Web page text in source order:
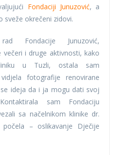
Fondaciji Junuzović, a
sveže okrečeni zidovi.
Fondacije Junuzović,
i druge aktivnosti, kako
u Tuzli, ostala sam
fotografije renovirane
ideja da i ja mogu dati svoj
sam Fondaciju
sa načelnikom klinike dr.
– oslikavanje Dječije